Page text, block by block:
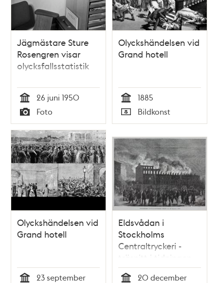
Jägmästare Sture
Rosengren visar
olycksfallsstatistik
Tid
26 juni 1950
Typ
Foto
Olyckshändelsen vid
Grand hotell
Tid
1885
Typ
Bildkonst
Olyckshändelsen vid
Grand hotell
23 september
Eldsvådan i
Stockholms
Centraltryckeri -
träsnitt i tidningen
Hemvännen
20 december